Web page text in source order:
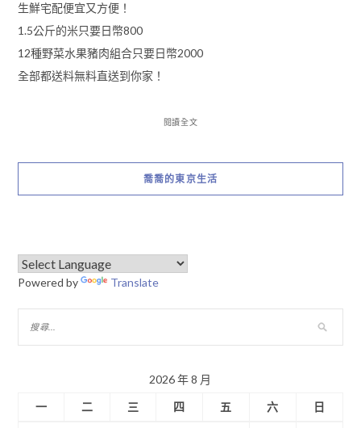
生鮮宅配便宜又方便！
1.5公斤的米只要日幣800
12種野菜水果豬肉組合只要日幣2000
全部都送料無料直送到你家！
閱讀全文
喬喬的東京生活
Powered by Translate
2026 年 8 月
一
二 三 四 五 六 日